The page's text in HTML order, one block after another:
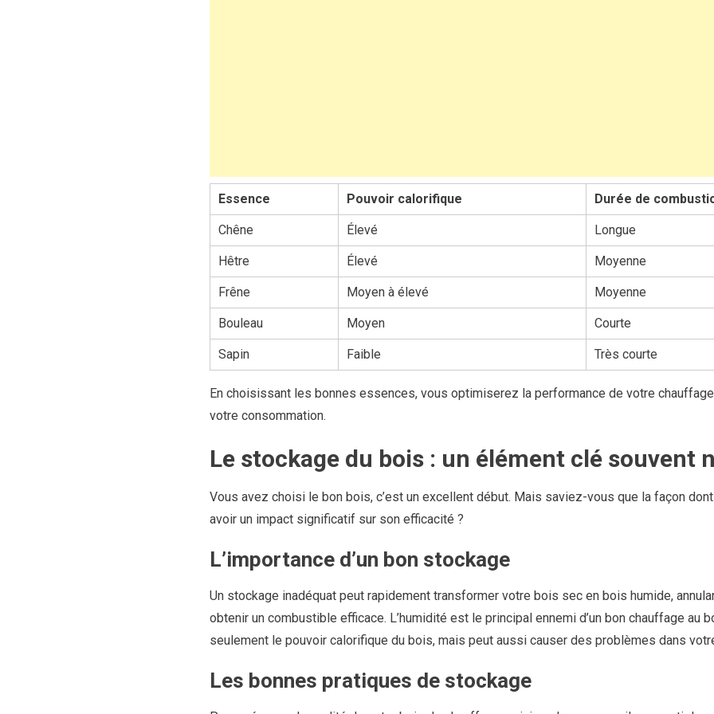
Essence Pouvoir calorifique Durée de
Chêne Élevé Longue
Hêtre Élevé Moyenne
Frêne Moyen à élevé Moyenne
Bouleau Moyen Courte
Sapin Faible Très courte
En choisissant les bonnes essences, vous optimiserez la performance de votre
votre consommation.
Le stockage du bois : un élément clé souvent
Vous avez choisi le bon bois, c’est un excellent début. Mais saviez-vous que la façon
avoir un impact significatif sur son efficacité ?
L’importance d’un bon stockage
Un stockage inadéquat peut rapidement transformer votre bois sec en bois humide,
obtenir un combustible efficace. L’humidité est le principal ennemi d’un bon chauffage au
seulement le pouvoir calorifique du bois, mais peut aussi causer des problèmes dans
Les bonnes pratiques de stockage